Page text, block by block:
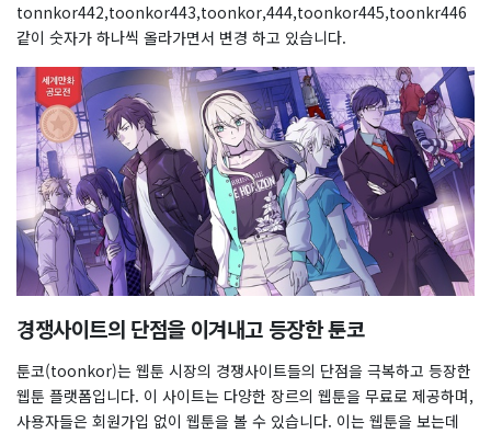
tonnkor442,toonkor443,toonkor,444,toonkor445,toonkr446
같이 숫자가 하나씩 올라가면서 변경 하고 있습니다.
경쟁사이트의 단점을 이겨내고 등장한 툰코
툰코(toonkor)는 웹툰 시장의 경쟁사이트들의 단점을 극복하고 등장한
웹툰 플랫폼입니다. 이 사이트는 다양한 장르의 웹툰을 무료로 제공하며,
사용자들은 회원가입 없이 웹툰을 볼 수 있습니다. 이는 웹툰을 보는데